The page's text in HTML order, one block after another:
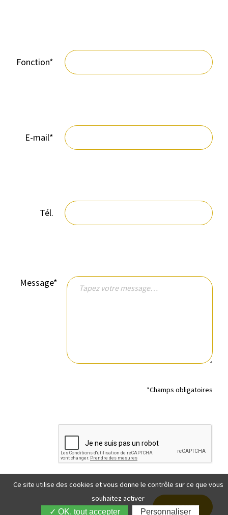
Fonction*
E-mail*
Tél.
Message*
*Champs obligatoires
Ce site utilise des cookies et vous donne le contrôle sur ce que vous
souhaitez activer
✓ OK, tout accepter Personnaliser